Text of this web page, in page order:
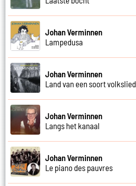
Johan Verminnen
Lampedusa
Johan Verminnen
Land van een soort volkslied
Johan Verminnen
Langs het kanaal
Johan Verminnen
Le piano des pauvres